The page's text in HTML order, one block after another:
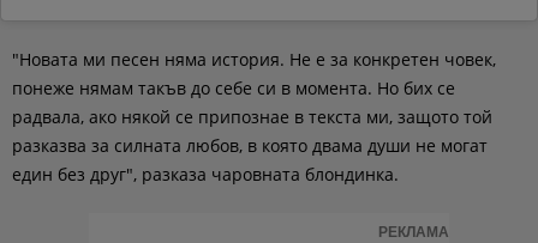
"Новата ми песен няма история. Не е за конкретен човек,
понеже нямам такъв до себе си в момента. Но бих се
радвала, ако някой се припознае в текста ми, защото той
разказва за силната любов, в която двама души не могат
един без друг", разказа чаровната блондинка.
РЕКЛАМА